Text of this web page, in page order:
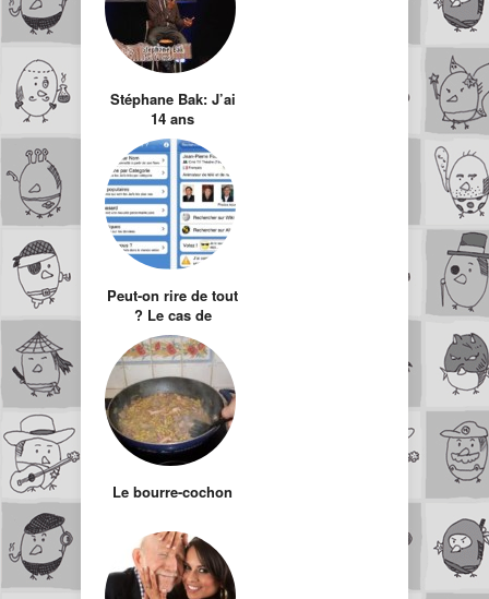
Stéphane Bak: J’ai
14 ans
Peut-on rire de tout
? Le cas de
l’application : juif
ou pas juif…
Le bourre-cochon